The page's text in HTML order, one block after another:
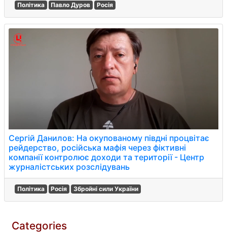
Політика Павло Дуров Росія
Сергій Данилов: На окупованому півдні процвітає
рейдерство, російська мафія через фіктивні
компанії контролює доходи та території - Центр
журналістських розслідувань
Політика Росія Збройні сили України
Categories